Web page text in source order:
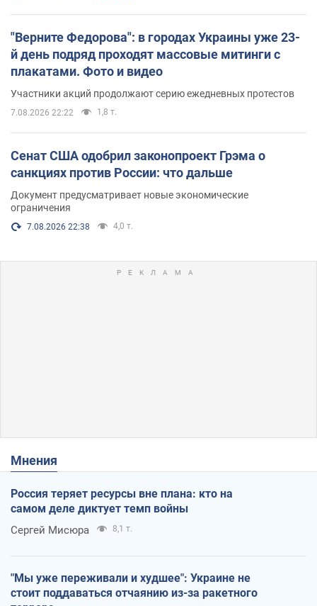
"Верните Федорова": в городах Украины уже 23-
й день подряд проходят массовые митинги с
плакатами. Фото и видео
Участники акций продолжают серию ежедневных протестов
7.08.2026 22:22 1,8 т.
Сенат США одобрил законопроект Грэма о
санкциях против России: что дальше
Документ предусматривает новые экономические
ограничения
7.08.2026 22:38 4,0 т.
Мнения
Россия теряет ресурсы вне плана: кто на
самом деле диктует темп войны
Сергей Мисюра 8,1 т.
"Мы уже переживали и худшее": Украине не
стоит поддаваться отчаянию из-за ракетного